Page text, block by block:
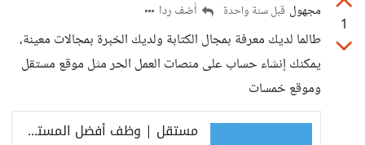
1
مجهول قبل سنة واحدة أضف ردا
طالما لديك معرفة بمجال الكتابة ولديك الخبرة بمجالات معينة،
يمكنك إنشاء حساب على منصات العمل الحر مثل موقع مستقل
وموقع خمسات
مستقل | وظف أفضل المستقلين لإنجاز أعمالك